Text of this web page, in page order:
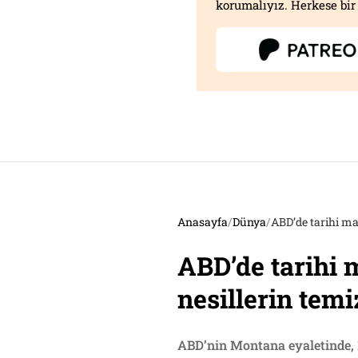
korumalıyız. Herkese
Anasayfa/Dünya/ABD’de tarihi
ABD’de tarihi
nesillerin
ABD’nin Montana eyaletinde,